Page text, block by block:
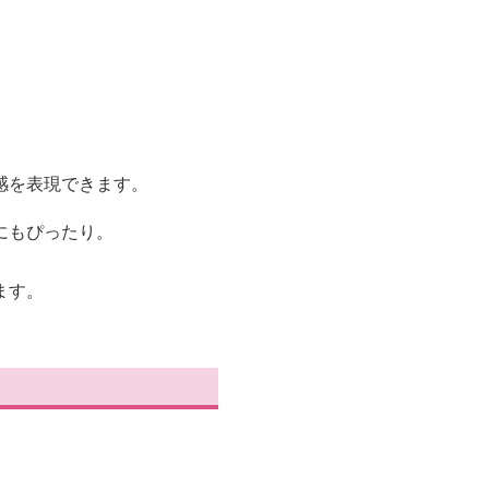
表現できます。
ぴったり。
。